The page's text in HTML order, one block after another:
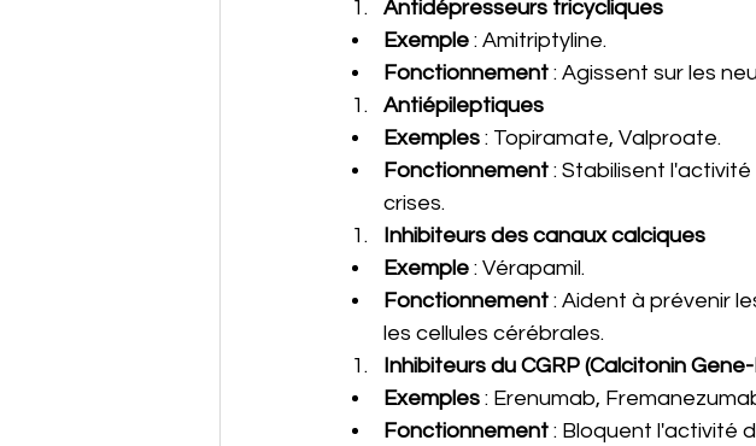
Antidépresseurs tricycliques
Exemple : Amitriptyline.
Fonctionnement : Agissent sur les
Antiépileptiques
Exemples : Topiramate, Valproate.
Fonctionnement : Stabilisent
crises.
Inhibiteurs des canaux calciques
Exemple : Vérapamil.
Fonctionnement : Aident à prévenir
les cellules cérébrales.
Inhibiteurs du CGRP (Calcitonin
Exemples : Erenumab,
Fonctionnement : Bloquent l'activité